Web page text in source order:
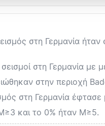
στη Γερμανία
στη Γερμανία με
στην περιοχή
στη Γερμανία
και το 0% ήταν M≥5.